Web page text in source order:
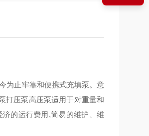
为止牢靠和便携式充填泵。意
打压泵高压泵适用于对重量和
的运行费用,简易的维护、维